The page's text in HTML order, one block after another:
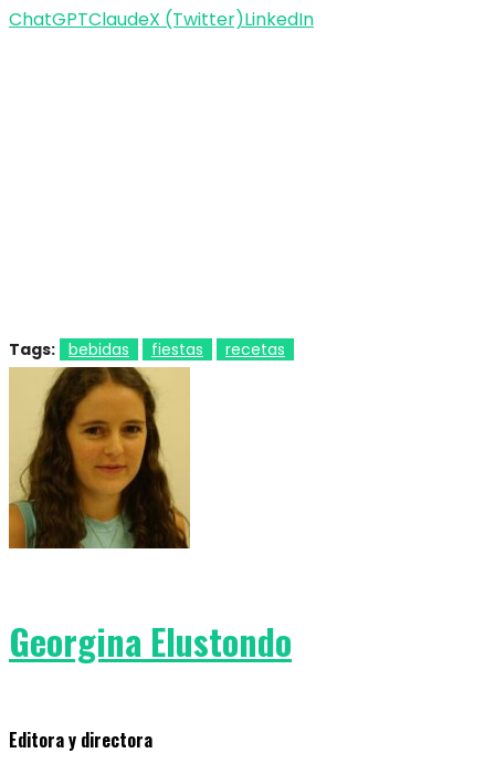
ChatGPTClaudeX (Twitter)LinkedIn
Tags: bebidas fiestas recetas
Georgina Elustondo
Editora y directora